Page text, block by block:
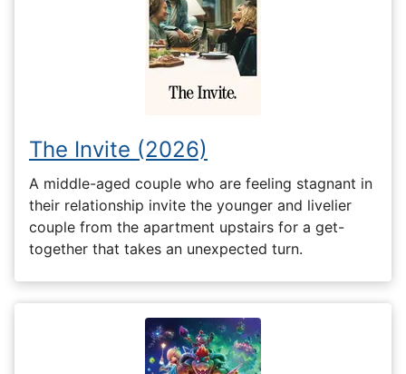
The Invite (2026)
A middle-aged couple who are feeling stagnant in
their relationship invite the younger and livelier
couple from the apartment upstairs for a get-
together that takes an unexpected turn.